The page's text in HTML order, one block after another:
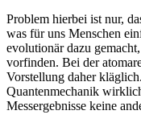
Problem hierbei ist nur,
was für uns Menschen
evolutionär dazu
vorfinden. Bei der
Vorstellung daher
Quantenmechanik
Messergebnisse keine